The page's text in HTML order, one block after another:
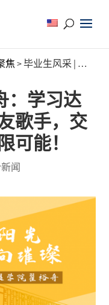
焦 >毕业生风采 | 翟裕舟：学习达人、合唱指挥、校友歌手，交大阳光男孩书写无限可能！
：学习达
歌手，交
可能！
闻